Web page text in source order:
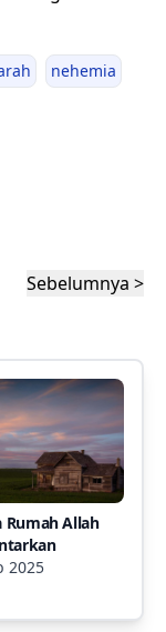
nehemia
Sebelumnya >
Rumah Allah
2025